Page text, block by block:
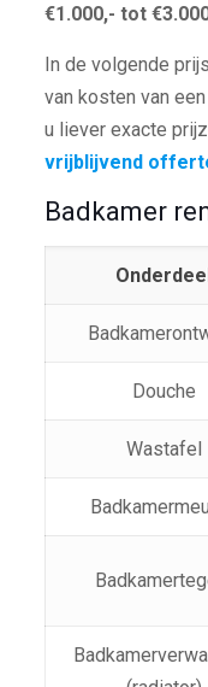
€1.000,- tot
In de volgende
van kosten van
u liever exacte
vrijblijvend
Badkamer
Douche
Wastafel